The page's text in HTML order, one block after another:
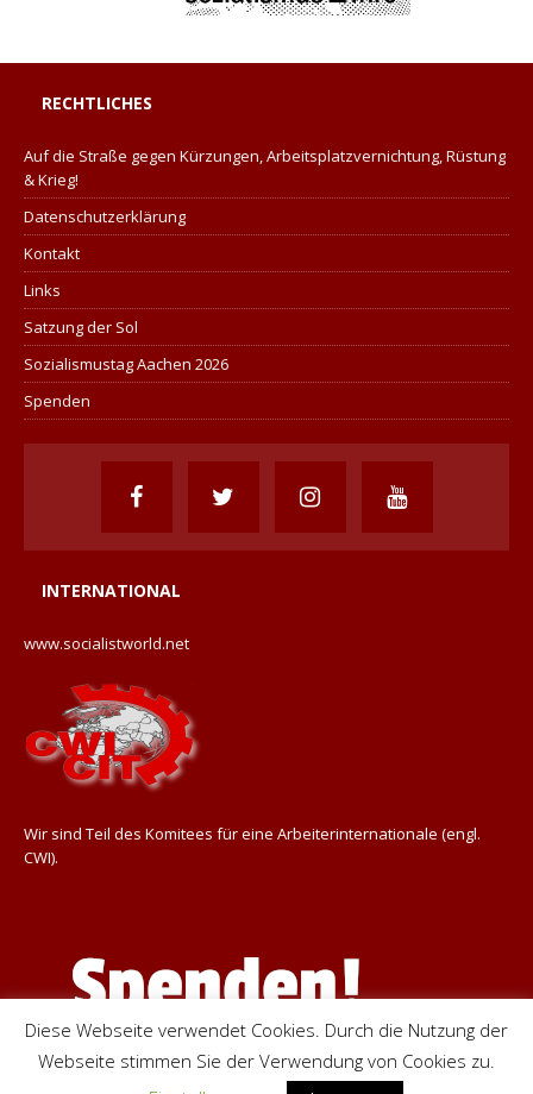
RECHTLICHES
Auf die Straße gegen Kürzungen, Arbeitsplatzvernichtung, Rüstung
& Krieg!
Datenschutzerklärung
Kontakt
Links
Satzung der Sol
Sozialismustag Aachen 2026
Spenden
INTERNATIONAL
www.socialistworld.net
Wir sind Teil des Komitees für eine Arbeiterinternationale (engl.
CWI).
Diese Webseite verwendet Cookies. Durch die Nutzung der
Webseite stimmen Sie der Verwendung von Cookies zu.